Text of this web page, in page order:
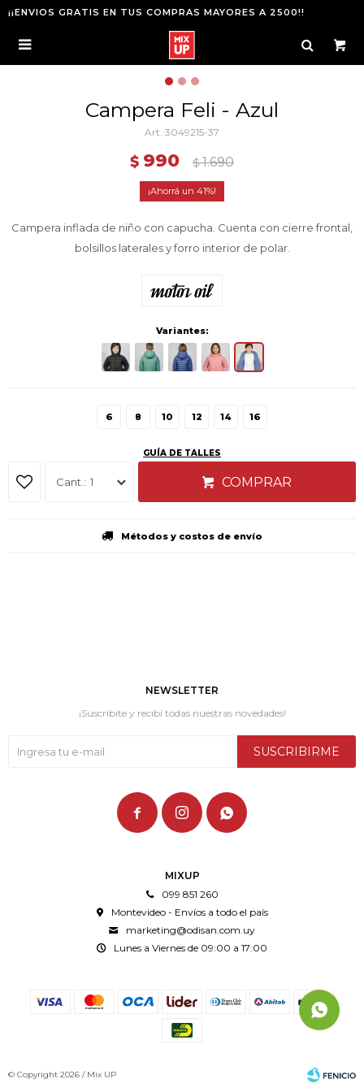
¡¡ENVIOS GRATIS EN TUS COMPRAS MAYORES A 2500!!

Campera Feli - Azul
3049215-37
$ 990 $ 1.690
41
Campera inflada de niño con capucha. Cuenta con cierre frontal,
bolsillos laterales y forro interior de polar.
Variantes:
6 8 10 12 14 16
GUÍA DE TALLES
1 COMPRAR
Métodos y costos de envío
MIXUP
099 851 260
Montevideo - Envíos a todo el país
marketing@odisan.com.uy
Lunes a Viernes de 09:00 a 17:00
NEWSLETTER
¡Suscribite y recibí todas nuestras novedades!
SUSCRIBIRME
  
© Copyright 2026 / Mix UP